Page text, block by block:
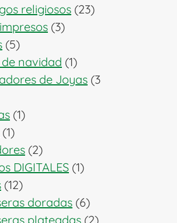
productos
religiosos 2323
33
55
productos
navidad 11
producto
de Joyas 3
11
11
producto
22
productos
DIGITALES 11
1212
productos
doradas 66
productos
plateadas 22